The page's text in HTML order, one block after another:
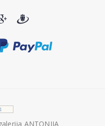
ANTONIJA